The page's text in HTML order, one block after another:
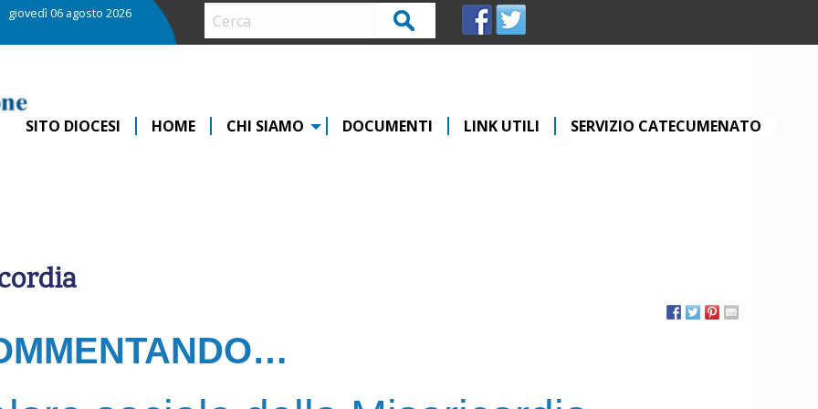
giovedì 06 agosto 2026 Cerca
SITO DIOCESI HOME CHI SIAMO DOCUMENTI LINK UTILI SERVIZIO CATECUMENATO